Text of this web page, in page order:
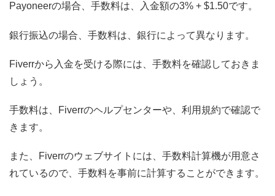
Payoneerの場合、手数料は、入金額の3% + $1.50です。
銀行振込の場合、手数料は、銀行によって異なります。
Fiverrから入金を受ける際には、手数料を確認しておきま
しょう。
手数料は、Fiverrのヘルプセンターや、利用規約で確認で
きます。
また、Fiverrのウェブサイトには、手数料計算機が用意さ
れているので、手数料を事前に計算することができます。